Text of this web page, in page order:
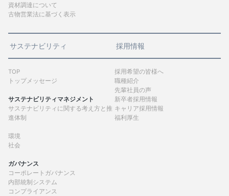
資材調達について
古物営業法に基づく表示
サステナビリティ
TOP
トップメッセージ
サステナビリティマネジメント
サステナビリティに関する考え方と推
進体制
環境
社会
ガバナンス
コーポレートガバナンス
内部統制システム
コンプライアンス
採用情報
採用希望の皆様へ
職種紹介
先輩社員の声
新卒者採用情報
キャリア採用情報
福利厚生